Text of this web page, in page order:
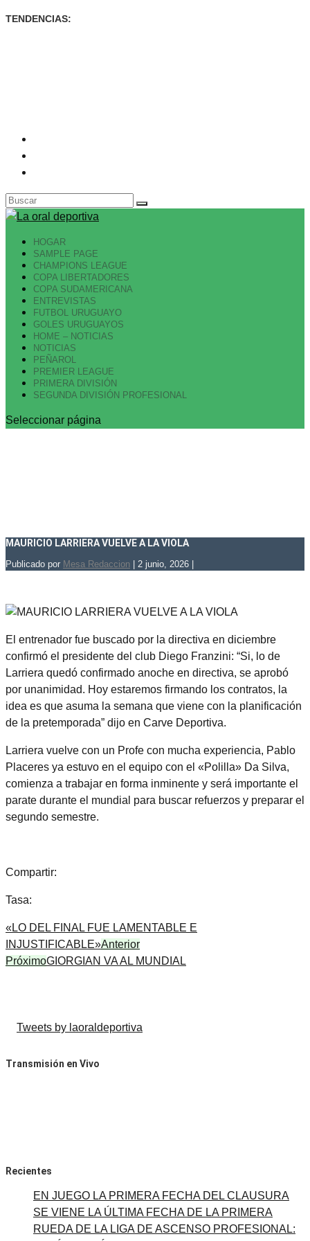
TENDENCIAS:
HOGAR
SAMPLE PAGE
CHAMPIONS LEAGUE
COPA LIBERTADORES
COPA SUDAMERICANA
ENTREVISTAS
FUTBOL URUGUAYO
GOLES URUGUAYOS
HOME – NOTICIAS
NOTICIAS
PEÑAROL
PREMIER LEAGUE
PRIMERA DIVISIÓN
SEGUNDA DIVISIÓN PROFESIONAL
Seleccionar página
MAURICIO LARRIERA VUELVE A LA VIOLA
Publicado por Mesa Redaccion | 2 junio, 2026 |
El entrenador fue buscado por la directiva en diciembre
confirmó el presidente del club Diego Franzini: “Si, lo de
Larriera quedó confirmado anoche en directiva, se aprobó
por unanimidad. Hoy estaremos firmando los contratos, la
idea es que asuma la semana que viene con la planificación
de la pretemporada” dijo en Carve Deportiva.
Larriera vuelve con un Profe con mucha experiencia, Pablo
Placeres ya estuvo en el equipo con el «Polilla» Da Silva,
comienza a trabajar en forma inminente y será importante el
parate durante el mundial para buscar refuerzos y preparar el
segundo semestre.
Compartir:
Tasa:
«LO DEL FINAL FUE LAMENTABLE E
INJUSTIFICABLE»Anterior
PróximoGIORGIAN VA AL MUNDIAL
Tweets by laoraldeportiva
Transmisión en Vivo
Recientes
EN JUEGO LA PRIMERA FECHA DEL CLAUSURA
SE VIENE LA ÚLTIMA FECHA DE LA PRIMERA
RUEDA DE LA LIGA DE ASCENSO PROFESIONAL: